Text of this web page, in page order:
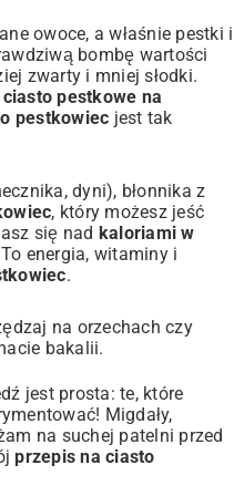
owoce, a właśnie pestki i
bombę wartości
zwarty i mniej słodki.
ciasto pestkowe na
pestkowiec jest tak
dyni), błonnika z
, który możesz jeść
się nad kaloriami w
energia, witaminy i
.
na orzechach czy
bakalii.
jest prosta: te, które
Migdały,
na suchej patelni przed
przepis na ciasto